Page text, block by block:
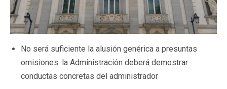
No será suficiente la alusión genérica a presuntas
omisiones: la Administración deberá demostrar
conductas concretas del administrador